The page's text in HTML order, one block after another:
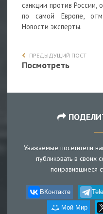
санкции против России,
по самой Европе,
Новости эксперты.
ПРЕДЫДУЩИЙ ПОСТ
Посмотреть
Уважаемые посетители
публиковать в своих
понравившиеся
ВКонтакте
Мой Мир